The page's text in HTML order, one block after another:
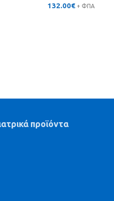
132.00€ + ΦΠΑ
προϊόντα